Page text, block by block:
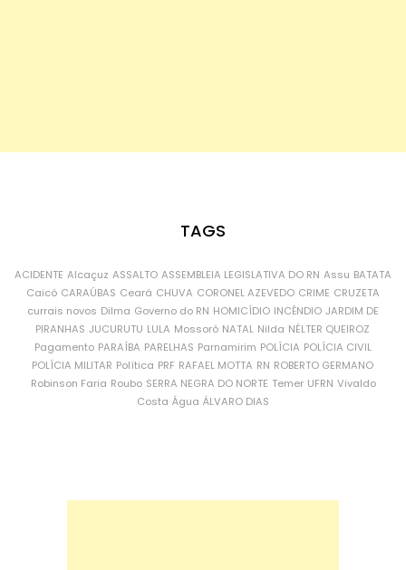
TAGS
ACIDENTE Alcaçuz ASSALTO ASSEMBLEIA LEGISLATIVA DO RN Assu BATATA
Caicó CARAÚBAS Ceará CHUVA CORONEL AZEVEDO CRIME CRUZETA
currais novos Dilma Governo do RN HOMICÍDIO INCÊNDIO JARDIM DE
PIRANHAS JUCURUTU LULA Mossoró NATAL Nilda NÉLTER QUEIROZ
Pagamento PARAÍBA PARELHAS Parnamirim POLÍCIA POLÍCIA CIVIL
POLÍCIA MILITAR Política PRF RAFAEL MOTTA RN ROBERTO GERMANO
Robinson Faria Roubo SERRA NEGRA DO NORTE Temer UFRN Vivaldo
Costa Água ÁLVARO DIAS